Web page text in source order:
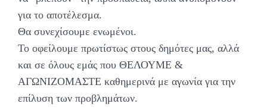
για το αποτέλεσμα.
Θα συνεχίσουμε ενωμένοι.
Το οφείλουμε πρωτίστως στους δημότες μας, αλλά
και σε όλους εμάς που ΘΕΛΟΥΜΕ &
ΑΓΩΝΙΖΟΜΑΣΤΕ καθημερινά με αγωνία για την
επίλυση των προβλημάτων.